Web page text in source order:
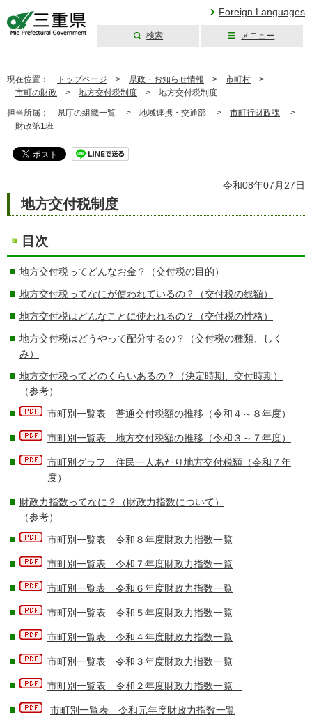
Foreign Languages
検索 メニュー
現在位置： トップページ > 県政・お知らせ情報 > 市町村 >
市町の財政 > 地方交付税制度 > 地方交付税制度
担当所属： 県庁の組織一覧 > 地域連携・交通部 > 市町行財政課 >
財政第1班
令和08年07月27日
地方交付税制度
目次
地方交付税ってどんなお金？（交付税の目的）
地方交付税ってなにが使われているの？（交付税の総額）
地方交付税はどんなことに使われるの？（交付税の性格）
地方交付税はどうやって配分するの？（交付税の種類、しく
み）
地方交付税ってどのくらいあるの？（決定時期、交付時期）
（参考）
市町別一覧表 普通交付税額の推移（令和４～８年度）
市町別一覧表 地方交付税額の推移（令和３～７年度）
市町別グラフ 住民一人あたり地方交付税額（令和７年
度）
財政力指数ってなに？（財政力指数について）
（参考）
市町別一覧表 令和８年度財政力指数一覧
市町別一覧表 令和７年度財政力指数一覧
市町別一覧表 令和６年度財政力指数一覧
市町別一覧表 令和５年度財政力指数一覧
市町別一覧表 令和４年度財政力指数一覧
市町別一覧表 令和３年度財政力指数一覧
市町別一覧表 令和２年度財政力指数一覧
市町別一覧表 令和元年度財政力指数一覧